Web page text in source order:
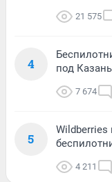
21 575
4
под
7 674
5
Wildberries
4 211